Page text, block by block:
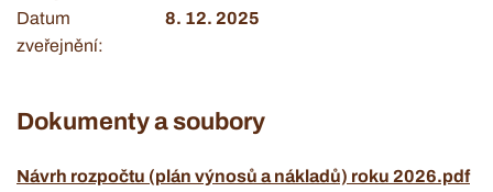
Datum
zveřejnění
8. 12. 2025
Dokumenty a soubory
Návrh rozpočtu (plán výnosů a nákladů) roku 2026.pdf